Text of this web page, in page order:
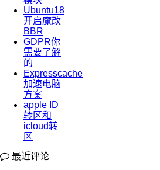
Ubuntu18
开启魔改
BBR
GDPR你
需要了解
的
Expresscache
加速电脑
方案
apple ID
转区和
icloud转
区
最近评论